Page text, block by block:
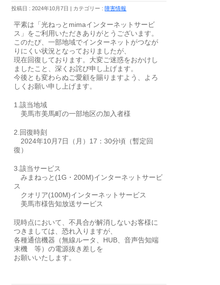
投稿日 : 2024年10月7日 カテゴリー :障害情報
平素は「光ねっとmimaインターネットサービ
ス」をご利用いただきありがとうございます。
このたび、一部地域でインターネットがつなが
りにくい状況となっておりましたが、
現在回復しております。大変ご迷惑をおかけし
ましたこと、深くお詫び申し上げます。
今後とも変わらぬご愛顧を賜りますよう、よろ
しくお願い申し上げます。
1.該当地域
美馬市美馬町の一部地区の加入者様
2.回復時刻
2024年10月7日（月）17：30分頃（暫定回
復）
3.該当サービス
みまねっと(1G・200M)インターネットサービ
ス
クオリア(100M)インターネットサービス
美馬市様告知放送サービス
現時点において、不具合が解消しないお客様に
つきましては、恐れ入りますが、
各種通信機器（無線ルータ、HUB、音声告知端
末機 等）の電源抜き差しを
お願いいたします。